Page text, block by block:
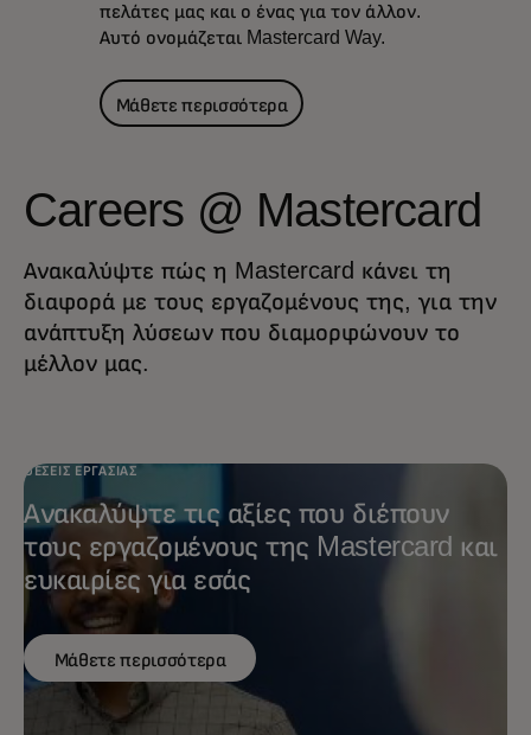
πελάτες μας και ο ένας για τον άλλον.
Αυτό ονομάζεται Mastercard Way.
Μάθετε περισσότερα
Careers @ Mastercard
Ανακαλύψτε πώς η Mastercard κάνει τη
διαφορά με τους εργαζομένους της, για την
ανάπτυξη λύσεων που διαμορφώνουν το
μέλλον μας.
ΘΕΣΕΙΣ ΕΡΓΑΣΙΑΣ
Ανακαλύψτε τις αξίες που διέπουν
τους εργαζομένους της Mastercard και
ευκαιρίες για εσάς
Μάθετε περισσότερα